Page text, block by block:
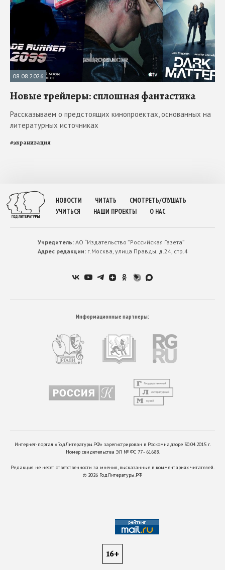
08.08.2026
Новые трейлеры: сплошная фантастика
Рассказываем о предстоящих кинопроектах, основанных на
литературных источниках
#экранизация
НОВОСТИ ЧИТАТЬ
СМОТРЕТЬ/СЛУШАТЬ
УЧИТЬСЯ
НАШИ ПРОЕКТЫ О НАС
Учредитель:АО “Издательство ”Российская Газета”
Адрес редакции:г.Москва, улица Правды. д.24, стр.4
Информационные партнеры:
Интернет-портал «ГодЛитературы.РФ» зарегистрирован в Роскомнадзоре 30.04.2015 г.
Номер свидетельства ЭЛ № ФС 77 - 61688.
Редакция не несет ответственности за мнения, высказанные в комментариях читателей.
© 2026 ГодЛитературы.РФ
16+